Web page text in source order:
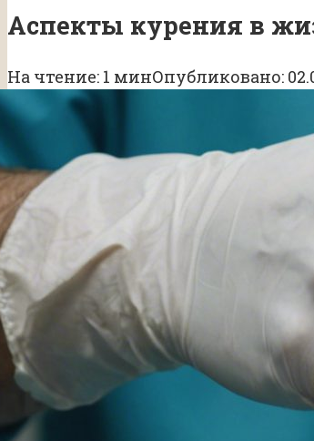
Аспекты курения в
На чтение: 1 минОпубликовано: